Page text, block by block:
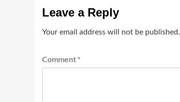
Leave a Reply
Your email address will not be published.
Comment *